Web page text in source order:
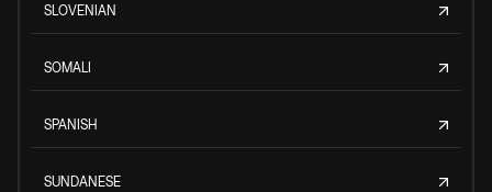
SLOVENIAN
SOMALI
SPANISH
SUNDANESE